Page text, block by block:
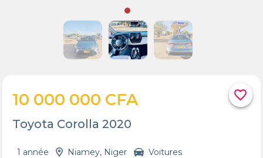
favorite_border
10 000 000 CFA
Toyota Corolla 2020
1 année Niamey, Niger Voitures